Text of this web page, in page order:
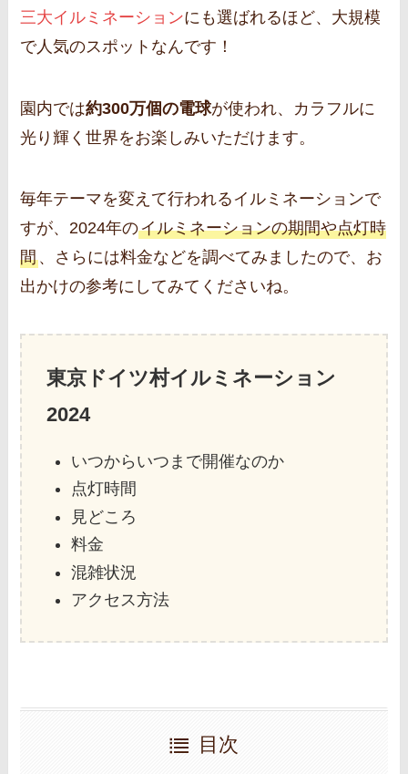
三大イルミネーションにも選ばれるほど、大規模
で人気のスポットなんです！
園内では約300万個の電球が使われ、カラフルに
光り輝く世界をお楽しみいただけます。
毎年テーマを変えて行われるイルミネーションで
すが、2024年のイルミネーションの期間や点灯時
間、さらには料金などを調べてみましたので、お
出かけの参考にしてみてくださいね。
東京ドイツ村イルミネーション
2024
いつからいつまで開催なのか
点灯時間
見どころ
料金
混雑状況
アクセス方法
目次